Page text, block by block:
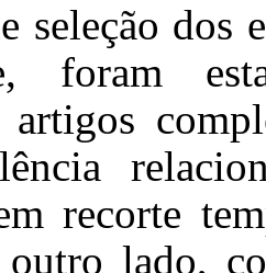
seleção dos
foram
recorte
lado,